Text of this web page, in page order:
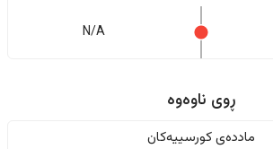
N/A
ڕوی ناوەوە
ماددەی کورسییەکان